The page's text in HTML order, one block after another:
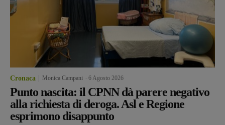
Cronaca Monica Campani 6 Agosto 2026
Punto nascita: il CPNN dà parere negativo
alla richiesta di deroga. Asl e Regione
esprimono disappunto